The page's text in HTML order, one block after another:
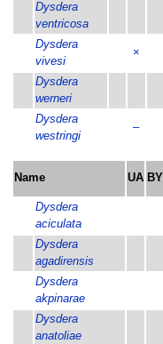
Dysdera
ventricosa
Dysdera
vivesi
×
Dysdera
werneri
Dysdera
westringi
–
Name UA BY
Dysdera
aciculata
Dysdera
agadirensis
Dysdera
akpinarae
Dysdera
anatoliae